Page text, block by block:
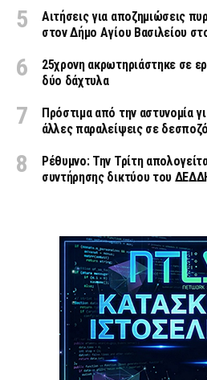
Αιτήσεις για αποζημιώσεις
στον Δήμο Αγίου Βασιλείου
25χρονη ακρωτηριάστηκε σε
δύο δάχτυλα
Πρόστιμα από την αστυνομία
άλλες παραλείψεις σε
Ρέθυμνο: Την Τρίτη
συντήρησης δικτύου του